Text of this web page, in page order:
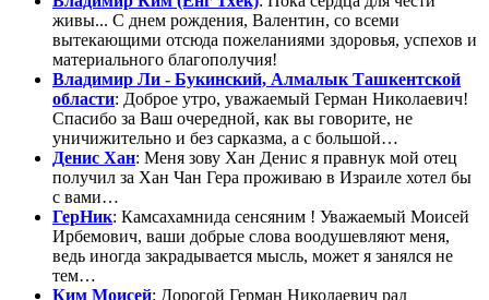
живы... С днем рождения, Валентин, со всеми
вытекающими отсюда пожеланиями здоровья, успехов и
материального благополучия!
Владимир Ли - Букинский, Алмалык Ташкентской
области: Доброе утро, уважаемый Герман Николаевич!
Спасибо за Ваш очередной, как вы говорите, не
уничижительно и без сарказма, а с большой…
Денис Хан: Меня зову Хан Денис я правнук мой отец
получил за Хан Чан Гера проживаю в Израиле хотел бы
с вами…
ГерНик: Камсахамнида сенсяним ! Уважаемый Моисей
Ирбемович, ваши добрые слова воодушевляют меня,
ведь иногда закрадывается мысль, может я занялся не
тем…
Ким Моисей: Дорогой Герман Николаевич рад